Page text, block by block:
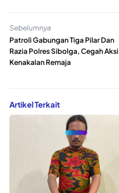
Sebelumnya
Patroli Gabungan Tiga Pilar Dan
Razia Polres Sibolga, Cegah Aksi
Kenakalan Remaja
Artikel Terkait